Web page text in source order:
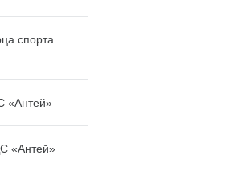
спорта
«Антей»
«Антей»